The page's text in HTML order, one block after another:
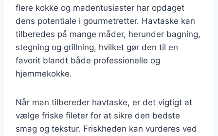
flere kokke og madentusiaster har opdaget
dens potentiale i gourmetretter. Havtaske kan
tilberedes på mange måder, herunder bagning,
stegning og grillning, hvilket gør den til en
favorit blandt både professionelle og
hjemmekokke.
Når man tilbereder havtaske, er det vigtigt at
vælge friske fileter for at sikre den bedste
smag og tekstur. Friskheden kan vurderes ved